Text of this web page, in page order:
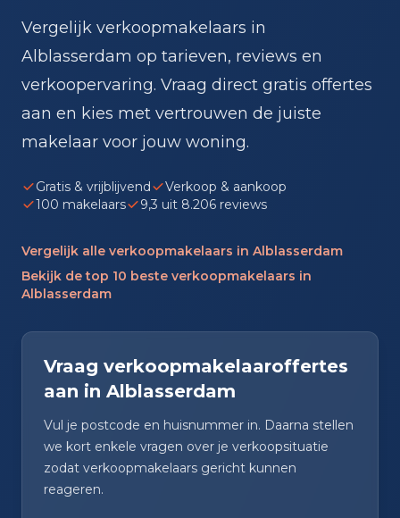
Vergelijk verkoopmakelaars in
Alblasserdam op tarieven, reviews en
verkoopervaring. Vraag direct gratis offertes
aan en kies met vertrouwen de juiste
makelaar voor jouw woning.
Gratis & vrijblijvend
Verkoop & aankoop
100 makelaars
9,3 uit 8.206 reviews
Vergelijk alle verkoopmakelaars in Alblasserdam
Bekijk de top 10 beste verkoopmakelaars in
Alblasserdam
Vraag verkoopmakelaaroffertes
aan in Alblasserdam
Vul je postcode en huisnummer in. Daarna stellen
we kort enkele vragen over je verkoopsituatie
zodat verkoopmakelaars gericht kunnen
reageren.